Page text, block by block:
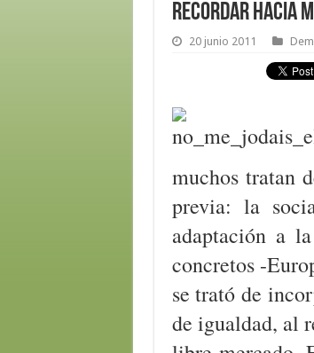
Recordar hacia
20 junio 2011
muchos tratan
previa: la
adaptación a
concretos -
se trató de
de igualdad, al